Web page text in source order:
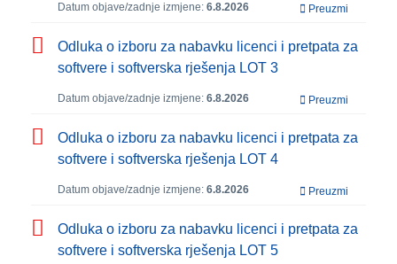
Datum objave/zadnje izmjene: 6.8.2026 Preuzmi
Odluka o izboru za nabavku licenci i pretpata za
softvere i softverska rješenja LOT 3
Datum objave/zadnje izmjene: 6.8.2026 Preuzmi
Odluka o izboru za nabavku licenci i pretpata za
softvere i softverska rješenja LOT 4
Datum objave/zadnje izmjene: 6.8.2026 Preuzmi
Odluka o izboru za nabavku licenci i pretpata za
softvere i softverska rješenja LOT 5